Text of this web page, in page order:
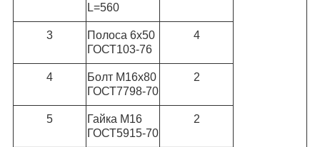
L=560
3
Полоса 6х50
ГОСТ103-76
4
4
Болт М16х80
ГОСТ7798-70
2
5
Гайка М16
ГОСТ5915-70
2